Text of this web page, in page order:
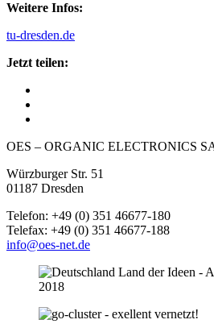
Weitere Infos:
tu-dresden.de
Jetzt teilen:
OES – ORGANIC ELECTRONICS
Würzburger Str. 51
01187 Dresden
Telefon: +49 (0) 351 46677-180
Telefax: +49 (0) 351 46677-188
info@oes-net.de